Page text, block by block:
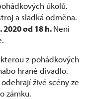
úkolů.
a sladká odměna.
2020 od 18 h.Není
z pohádkových
hrané divadlo.
živé scény ze
zámku.